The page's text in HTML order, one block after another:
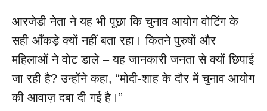
आरजेडी नेता ने यह भी पूछा कि चुनाव आयोग वोटिंग के
सही आँकड़े क्यों नहीं बता रहा। कितने पुरुषों और
महिलाओं ने वोट डाले – यह जानकारी जनता से क्यों छिपाई
जा रही है? उन्होंने कहा, “मोदी-शाह के दौर में चुनाव आयोग
की आवाज़ दबा दी गई है।”